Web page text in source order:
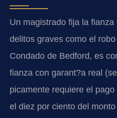
Un magistrado fija la
delitos graves como el
Condado de Bedford, es
fianza con garant?a real
picamente requiere el
el diez por ciento del